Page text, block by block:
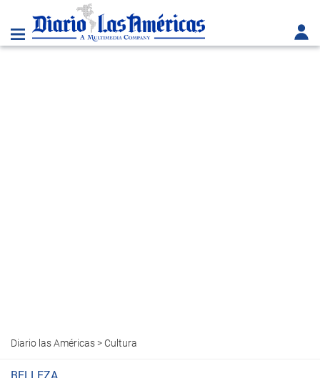
Diario las Américas> Cultura